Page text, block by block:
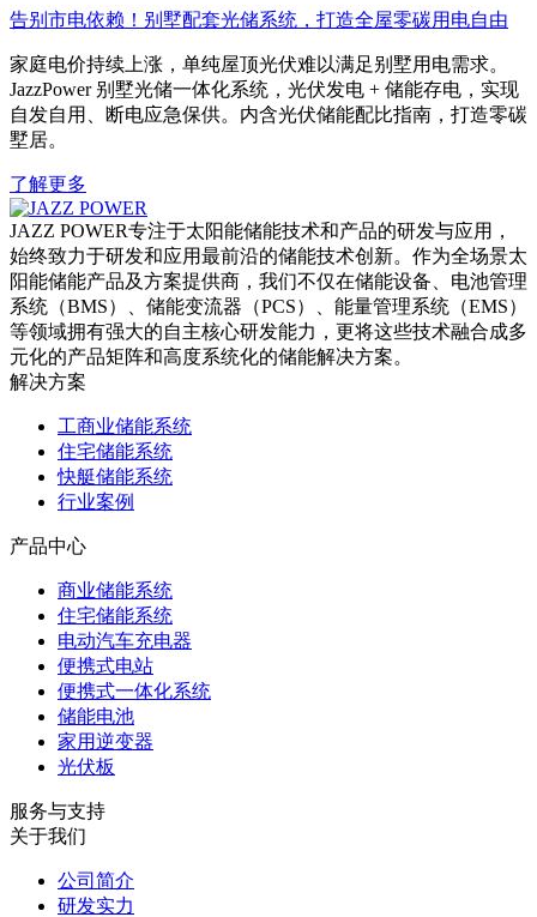
告别市电依赖！别墅配套光储系统，打造全屋零碳用电自由
家庭电价持续上涨，单纯屋顶光伏难以满足别墅用电需求。
JazzPower 别墅光储一体化系统，光伏发电 + 储能存电，实现
自发自用、断电应急保供。内含光伏储能配比指南，打造零碳
墅居。
了解更多
JAZZ POWER专注于太阳能储能技术和产品的研发与应用，
始终致力于研发和应用最前沿的储能技术创新。作为全场景太
阳能储能产品及方案提供商，我们不仅在储能设备、电池管理
系统（BMS）、储能变流器（PCS）、能量管理系统（EMS）
等领域拥有强大的自主核心研发能力，更将这些技术融合成多
元化的产品矩阵和高度系统化的储能解决方案。
解决方案
工商业储能系统
住宅储能系统
快艇储能系统
行业案例
产品中心
商业储能系统
住宅储能系统
电动汽车充电器
便携式电站
便携式一体化系统
储能电池
家用逆变器
光伏板
服务与支持
关于我们
公司简介
研发实力